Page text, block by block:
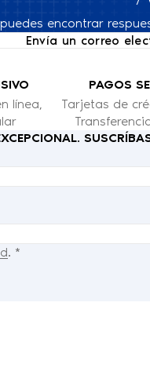
encontrar
Envía un correo
línea,
PAGOS
Tarjetas de
. *